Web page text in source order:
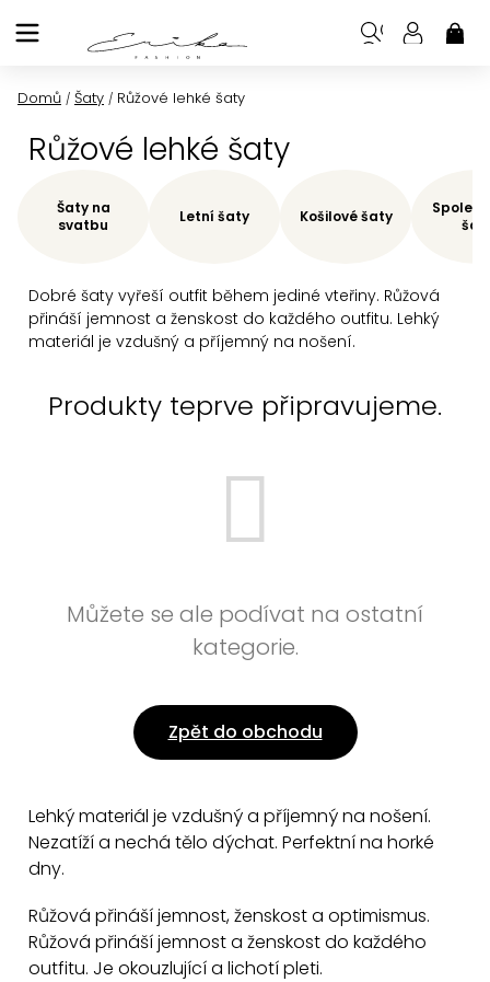
na
Domů / Šaty / Růžové lehké šaty
Růžové lehké šaty
Dobré šaty vyřeší outfit během jediné vteřiny. Růžová
přináší jemnost a ženskost do každého outfitu. Lehký
materiál je vzdušný a příjemný na nošení.
Šaty na
svatbu
Letní šaty Košilové šaty
Produkty teprve připravujeme.
Můžete se ale podívat na ostatní
kategorie.
Zpět do obchodu
Lehký materiál je vzdušný a příjemný na nošení.
Nezatíží a nechá tělo dýchat. Perfektní na horké
dny.
Růžová přináší jemnost, ženskost a optimismus.
Růžová přináší jemnost a ženskost do každého
outfitu. Je okouzlující a lichotí pleti.